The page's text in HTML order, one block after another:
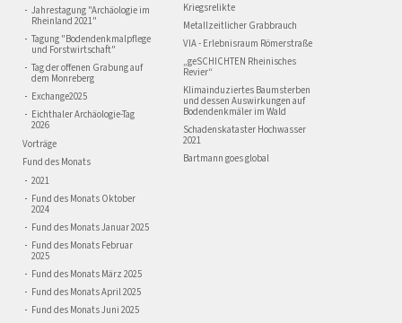
Jahrestagung "Archäologie im
Rheinland 2021"
Tagung "Bodendenkmalpflege
und Forstwirtschaft"
Tag der offenen Grabung auf
dem Monreberg
Exchange2025
Eichthaler Archäologie-Tag
2026
Vorträge
Fund des Monats
2021
Fund des Monats Oktober
2024
Fund des Monats Januar 2025
Fund des Monats Februar
2025
Fund des Monats März 2025
Fund des Monats April 2025
Fund des Monats Juni 2025
Kriegsrelikte
Metallzeitlicher Grabbrauch
VIA - Erlebnisraum Römerstraße
„geSCHICHTEN Rheinisches
Revier“
Klimainduziertes Baumsterben
und dessen Auswirkungen auf
Bodendenkmäler im Wald
Schadenskataster Hochwasser
2021
Bartmann goes global